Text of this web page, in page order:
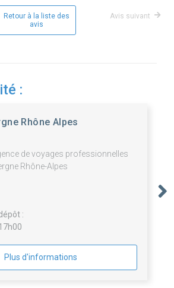
Retour à la liste des
avis
Avis suivant
:
Rhône Alpes
de voyages professionnelles
Rhône-Alpes
:
Plus d'informations